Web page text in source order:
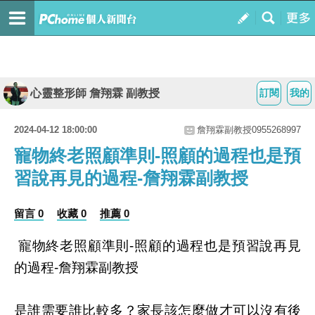
我的
訂閱
心靈整形師 詹翔霖 副教授
2024-04-12 18:00:00 詹翔霖副教授0955268997
寵物終老照顧準則-照顧的過程也是預
習說再見的過程-詹翔霖副教授
留言 0 收藏 0 推薦 0
寵物終老照顧準則-照顧的過程也是預習說再見
的過程-詹翔霖副教授
是誰需要誰比較多？家長該怎麼做才可以沒有後